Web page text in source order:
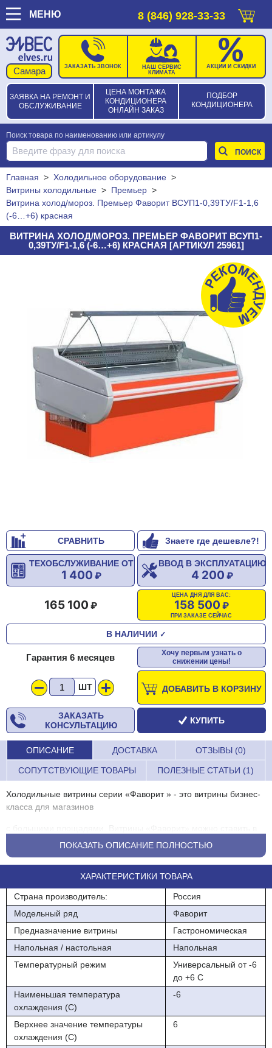
МЕНЮ 8 (846) 928-33-33
ЗАЯВКА НА РЕМОНТ И
ОБСЛУЖИВАНИЕ
ЦЕНА МОНТАЖА
КОНДИЦИОНЕРА
ОНЛАЙН ЗАКАЗ
ПОДБОР
КОНДИЦИОНЕРА
ЗАКАЗАТЬ ЗВОНОК
НАШ СЕРВИС
КЛИМАТА
АКЦИИ И СКИДКИ
Поиск товара по наименованию или артикулу
Главная > Холодильное оборудование >
Витрины холодильные > Премьер >
Витрина холод/мороз. Премьер Фаворит ВСУП1-0,39ТУ/F1-1,6
(-6…+6) красная
ВИТРИНА ХОЛОД/МОРОЗ. ПРЕМЬЕР ФАВОРИТ ВСУП1-
0,39ТУ/F1-1,6 (-6…+6) КРАСНАЯ [АРТИКУЛ 25961]
СРАВНИТЬ Знаете где дешевле?!
ВВОД В ЭКСПЛУАТАЦИЮ
4 200
ТЕХОБСЛУЖИВАНИЕ ОТ
1 400
ЦЕНА ДНЯ ДЛЯ ВАС:
158 500
ПРИ ЗАКАЗЕ СЕЙЧАС
165 100
В НАЛИЧИИ ✓
Гарантия 6 месяцев
Хочу первым узнать о
снижении цены!
ШТ ДОБАВИТЬ В КОРЗИНУ
ЗАКАЗАТЬ
КОНСУЛЬТАЦИЮ
КУПИТЬ
ОПИСАНИЕ ДОСТАВКА ОТЗЫВЫ (0)
СОПУТСТВУЮЩИЕ ТОВАРЫ ПОЛЕЗНЫЕ СТАТЬИ (1)
Холодильные витрины серии «Фаворит » - это витрины бизнес-
класса для магазинов
линию со встроенными
бампера с цветной
вставкой, которую по желанию можно заказать в другом
цветовом исполнении
позволяет проставить оборудование в вашем магазине в
единой цветовой гамме
ПОКАЗАТЬ ОПИСАНИЕ ПОЛНОСТЬЮ
ХАРАКТЕРИСТИКИ ТОВАРА
Страна производитель:
Россия
Модельный ряд
Фаворит
Предназначение витрины
Гастрономическая
Напольная / настольная
Напольная
Температурный режим
Универсальный от -6
до +6 C
Наименьшая температура
охлаждения (С)
-6
Верхнее значение температуры
охлаждения (С)
6